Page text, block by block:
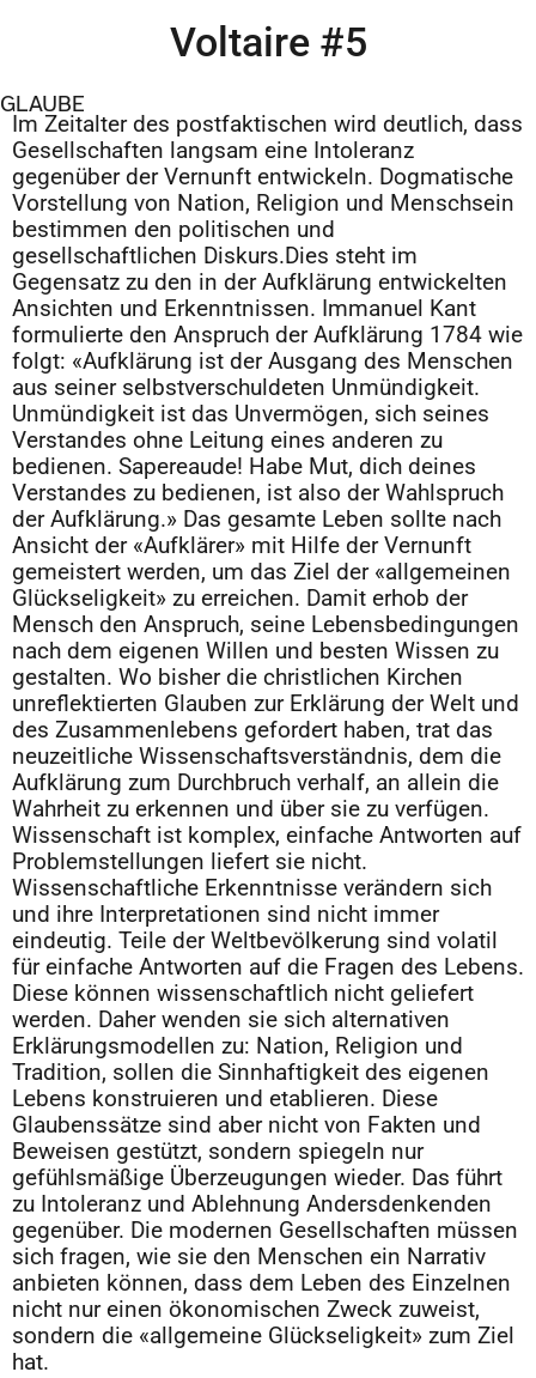
Voltaire #5
GLAUBE
Im Zeitalter des postfaktischen wird deutlich, dass
Gesellschaften langsam eine Intoleranz
gegenüber der Vernunft entwickeln. Dogmatische
Vorstellung von Nation, Religion und Menschsein
bestimmen den politischen und
gesellschaftlichen Diskurs.Dies steht im
Gegensatz zu den in der Aufklärung entwickelten
Ansichten und Erkenntnissen. Immanuel Kant
formulierte den Anspruch der Aufklärung 1784 wie
folgt: «Aufklärung ist der Ausgang des Menschen
aus seiner selbstverschuldeten Unmündigkeit.
Unmündigkeit ist das Unvermögen, sich seines
Verstandes ohne Leitung eines anderen zu
bedienen. Sapereaude! Habe Mut, dich deines
Verstandes zu bedienen, ist also der Wahlspruch
der Aufklärung.» Das gesamte Leben sollte nach
Ansicht der «Aufklärer» mit Hilfe der Vernunft
gemeistert werden, um das Ziel der «allgemeinen
Glückseligkeit» zu erreichen. Damit erhob der
Mensch den Anspruch, seine Lebensbedingungen
nach dem eigenen Willen und besten Wissen zu
gestalten. Wo bisher die christlichen Kirchen
unreflektierten Glauben zur Erklärung der Welt und
des Zusammenlebens gefordert haben, trat das
neuzeitliche Wissenschaftsverständnis, dem die
Aufklärung zum Durchbruch verhalf, an allein die
Wahrheit zu erkennen und über sie zu verfügen.
Wissenschaft ist komplex, einfache Antworten auf
Problemstellungen liefert sie nicht.
Wissenschaftliche Erkenntnisse verändern sich
und ihre Interpretationen sind nicht immer
eindeutig. Teile der Weltbevölkerung sind volatil
für einfache Antworten auf die Fragen des Lebens.
Diese können wissenschaftlich nicht geliefert
werden. Daher wenden sie sich alternativen
Erklärungsmodellen zu: Nation, Religion und
Tradition, sollen die Sinnhaftigkeit des eigenen
Lebens konstruieren und etablieren. Diese
Glaubenssätze sind aber nicht von Fakten und
Beweisen gestützt, sondern spiegeln nur
gefühlsmäßige Überzeugungen wieder. Das führt
zu Intoleranz und Ablehnung Andersdenkenden
gegenüber. Die modernen Gesellschaften müssen
sich fragen, wie sie den Menschen ein Narrativ
anbieten können, dass dem Leben des Einzelnen
nicht nur einen ökonomischen Zweck zuweist,
sondern die «allgemeine Glückseligkeit» zum Ziel
hat.